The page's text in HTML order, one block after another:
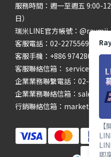
服務時間：週一至週五 9:00-
日）
瑞米LINE官方帳號：@raymii
客服電話：02-22755699
客服手機：+886 974286654
客服聯絡信箱：
企業業務聯繫電話：02-
企業業務聯絡信箱：
行銷聯絡信箱：
即